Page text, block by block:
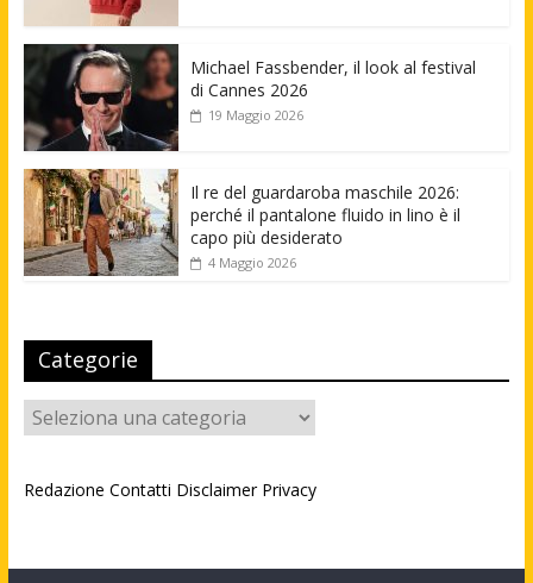
Michael Fassbender, il look al festival
di Cannes 2026
19 Maggio 2026
Il re del guardaroba maschile 2026:
perché il pantalone fluido in lino è il
capo più desiderato
4 Maggio 2026
Categorie
Categorie
Redazione Contatti Disclaimer Privacy